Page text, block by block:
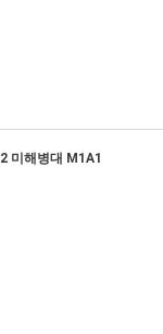
미해병대 M1A1